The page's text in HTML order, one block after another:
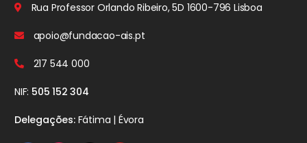
Rua Professor Orlando Ribeiro, 5D 1600-796 Lisboa
apoio@fundacao-ais.pt
217 544 000
NIF: 505 152 304
Delegações:Fátima | Évora